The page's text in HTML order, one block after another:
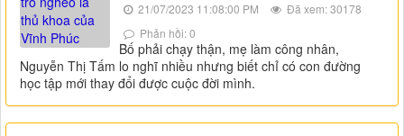
21/07/2023 11:08:00 PM
Đã xem: 30178
Phản hồi: 0
Bố phải chạy thận, mẹ làm công nhân,
Nguyễn Thị Tấm lo nghĩ nhiều nhưng biết chỉ có con đường
học tập mới thay đổi được cuộc đời mình.